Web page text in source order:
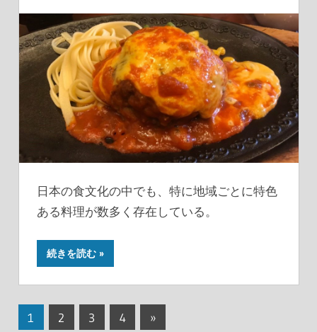
日本の食文化の中でも、特に地域ごとに特色
ある料理が数多く存在している。
続きを読む
投
1 2 3 4
次
»